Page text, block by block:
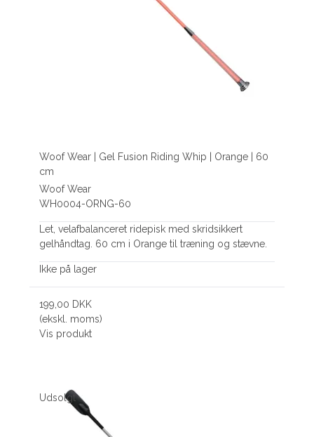
Woof Wear | Gel Fusion Riding Whip | Orange | 60
cm
Woof Wear
WH0004-ORNG-60
Let, velafbalanceret ridepisk med skridsikkert
gelhåndtag. 60 cm i Orange til træning og stævne.
Ikke på lager
199,00 DKK
(ekskl. moms)
Vis produkt
Udsolgt